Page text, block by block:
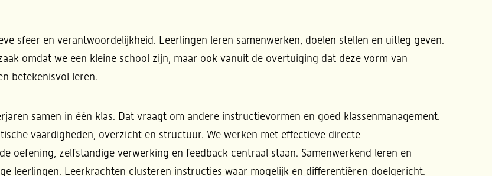
sfeer en verantwoordelijkheid. Leerlingen leren samenwerken, doelen stellen en uitleg geven.
omdat we een kleine school zijn, maar ook vanuit de overtuiging dat deze vorm van
betekenisvol leren.
samen in één klas. Dat vraagt om andere instructievormen en goed klassenmanagement.
vaardigheden, overzicht en structuur. We werken met effectieve directe
oefening, zelfstandige verwerking en feedback centraal staan. Samenwerkend leren en
leerlingen. Leerkrachten clusteren instructies waar mogelijk en differentiëren doelgericht.